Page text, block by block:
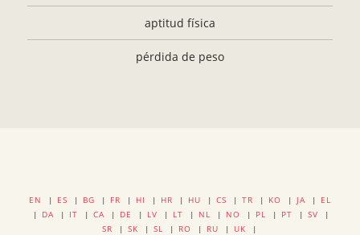
aptitud física
pérdida de peso
EN | ES | BG | FR | HI | HR | HU | CS | TR | KO | JA | EL
| DA | IT | CA | DE | LV | LT | NL | NO | PL | PT | SV |
SR | SK | SL | RO | RU | UK |